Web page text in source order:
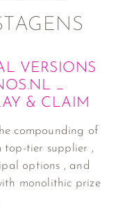
VERSIONS
_
& CLAIM
compounding of
top-tier supplier ,
options , and
monolithic prize